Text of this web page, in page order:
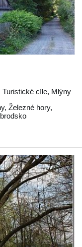
Turistické cíle, Mlýny
, Železné hory,